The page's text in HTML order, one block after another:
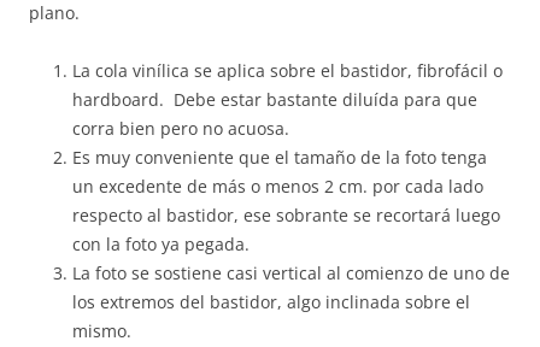
plano.
La cola vinílica se aplica sobre el bastidor, fibrofácil o
hardboard. Debe estar bastante diluída para que
corra bien pero no acuosa.
Es muy conveniente que el tamaño de la foto tenga
un excedente de más o menos 2 cm. por cada lado
respecto al bastidor, ese sobrante se recortará luego
con la foto ya pegada.
La foto se sostiene casi vertical al comienzo de uno de
los extremos del bastidor, algo inclinada sobre el
mismo.